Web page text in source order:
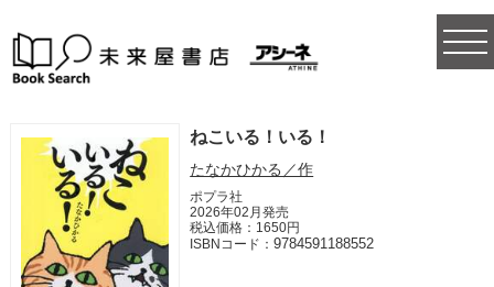
ねこいる！いる！
たなかひかる／作
ポプラ社
2026年02月発売
税込価格：1650円
ISBNコード：9784591188552